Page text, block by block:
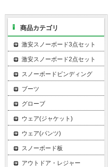
商品カテゴリ
激安スノーボード3点セット
激安スノーボード2点セット
スノーボードビンディング
ブーツ
グローブ
ウェア(ジャケット)
ウェア(パンツ)
スノーボード板
アウトドア・レジャー